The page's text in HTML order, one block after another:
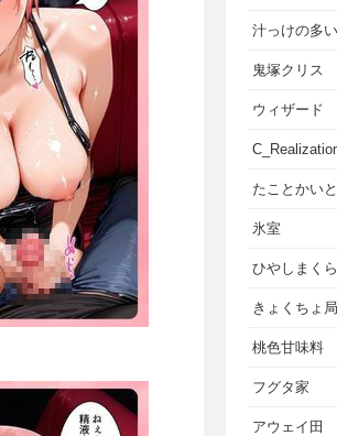
汁っけの多
鬼塚クリス
ウィザード
たことかいと
氷室
ひやしまくら
きょくちょ局
桃色甘味料
フグタ家
アウェイ田